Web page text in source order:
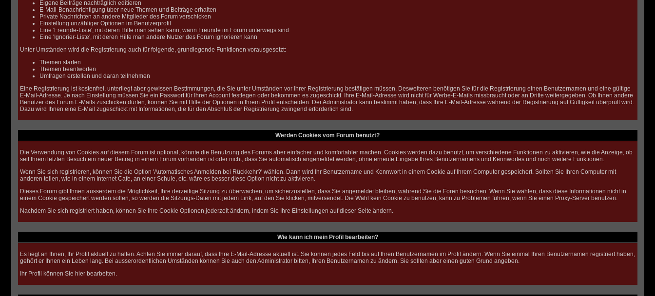
Eigene Beiträge nachträglich editieren
E-Mail-Benachrichtigung über neue Themen und Beiträge erhalten
Private Nachrichten an andere Mitglieder des Forum verschicken
Einstellung unzähliger Optionen im Benutzerprofil
Eine 'Freunde-Liste', mit deren Hilfe man sehen kann, wann Freunde im Forum unterwegs sind
Eine 'Ignorier-Liste', mit deren Hilfe man andere Nutzer des Forum ignorieren kann
Unter Umständen wird die Registrierung auch für folgende, grundlegende Funktionen vorausgesetzt:
Themen starten
Themen beantworten
Umfragen erstellen und daran teilnehmen
Eine Registrierung ist kostenfrei, unterliegt aber gewissen Bestimmungen, die Sie unter Umständen vor Ihrer Registrierung bestätigen müssen. Desweiteren benötigen Sie für die Registrierung einen Benutzernamen und eine gültige
E-Mail-Adresse. Je nach Einstellung müssen Sie ein Passwort für Ihren Account festlegen oder bekommen es zugeschickt. Ihre E-Mail-Adresse wird nicht für Werbe-E-Mails missbraucht oder an Dritte weitergegeben. Ob Ihnen andere
Benutzer des Forum E-Mails zuschicken dürfen, können Sie mit Hilfe der Optionen in Ihrem Profil entscheiden. Der Administrator kann bestimmt haben, dass Ihre E-Mail-Adresse während der Registrierung auf Gültigkeit überprüft wird.
Dazu wird Ihnen eine E-Mail zugeschickt mit Informationen, die für den Abschluß der Registrierung zwingend erforderlich sind.
Werden Cookies vom Forum benutzt?
Die Verwendung von Cookies auf diesem Forum ist optional, könnte die Benutzung des Forums aber einfacher und komfortabler machen. Cookies werden dazu benutzt, um verschiedene Funktionen zu aktivieren, wie die Anzeige, ob
seit Ihrem letzten Besuch ein neuer Beitrag in einem Forum vorhanden ist oder nicht, dass Sie automatisch angemeldet werden, ohne erneute Eingabe Ihres Benutzernamens und Kennwortes und noch weitere Funktionen.
Wenn Sie sich registrieren, können Sie die Option 'Automatisches Anmelden bei Rückkehr?' wählen. Dann wird Ihr Benutzername und Kennwort in einem Cookie auf Ihrem Computer gespeichert. Sollten Sie Ihren Computer mit
anderen teilen, wie in einem Internet Cafe, an einer Schule, etc. wäre es besser diese Option nicht zu aktivieren.
Dieses Forum gibt Ihnen ausserdem die Möglichkeit, Ihre derzeitige Sitzung zu überwachen, um sicherzustellen, dass Sie angemeldet bleiben, während Sie die Foren besuchen. Wenn Sie wählen, dass diese Informationen nicht in
einem Cookie gespeichert werden sollen, so werden die Sitzungs-Daten mit jedem Link, auf den Sie klicken, mitversendet. Die Wahl kein Cookie zu benutzen, kann zu Problemen führen, wenn Sie einen Proxy-Server benutzen.
Nachdem Sie sich registriert haben, können Sie Ihre Cookie Optionen jederzeit ändern, indem Sie Ihre Einstellungen aufdieser Seite ändern.
Wie kann ich mein Profil bearbeiten?
Es liegt an Ihnen, Ihr Profil aktuell zu halten. Achten Sie immer darauf, dass Ihre E-Mail-Adresse aktuell ist. Sie können jedes Feld bis auf Ihren Benutzernamen im Profil ändern. Wenn Sie einmal Ihren Benutzernamen registriert haben,
gehört er Ihnen ein Leben lang. Bei ausserordentlichen Umständen können Sie auch den Administrator bitten, Ihren Benutzernamen zu ändern. Sie sollten aber einen guten Grund angeben.
Ihr Profil können Sie hierbearbeiten.